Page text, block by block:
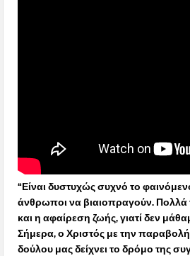
“Είναι δυστυχώς συχνό το
άνθρωποι να βιαιοπραγούν. Πολλά
και η αφαίρεση ζωής, γιατί δεν
Σήμερα, ο Χριστός με την
δούλου μας δείχνει το δρόμο της